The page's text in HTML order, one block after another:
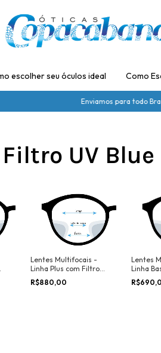
escolher seu óculos ideal Como
Enviamos para todo
UV Blue
Lentes Multifocais -
Linha Plus com Filtro
UV Blue
R$880,00
Lentes
Linha
UV Blue